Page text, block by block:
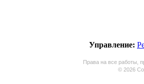
Управление:
Права на все работы,
© 2026